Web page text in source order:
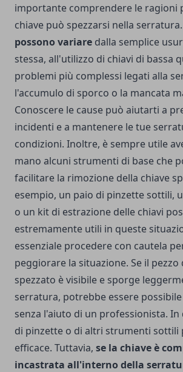
importante comprendere le ragioni
chiave può spezzarsi nella
possono variare dalla semplice
stessa, all'utilizzo di chiavi di bassa
problemi più complessi legati alla
l'accumulo di sporco o la mancata
Conoscere le cause può aiutarti a
incidenti e a mantenere le tue
condizioni. Inoltre, è sempre utile
mano alcuni strumenti di base che
facilitare la rimozione della chiave
esempio, un paio di pinzette sottili,
o un kit di estrazione delle chiavi
estremamente utili in queste
essenziale procedere con cautela
peggiorare la situazione. Se il pezzo
spezzato è visibile e sporge
serratura, potrebbe essere
senza l'aiuto di un professionista. In
di pinzette o di altri strumenti sottili
efficace. Tuttavia, se la chiave è
incastrata all'interno della